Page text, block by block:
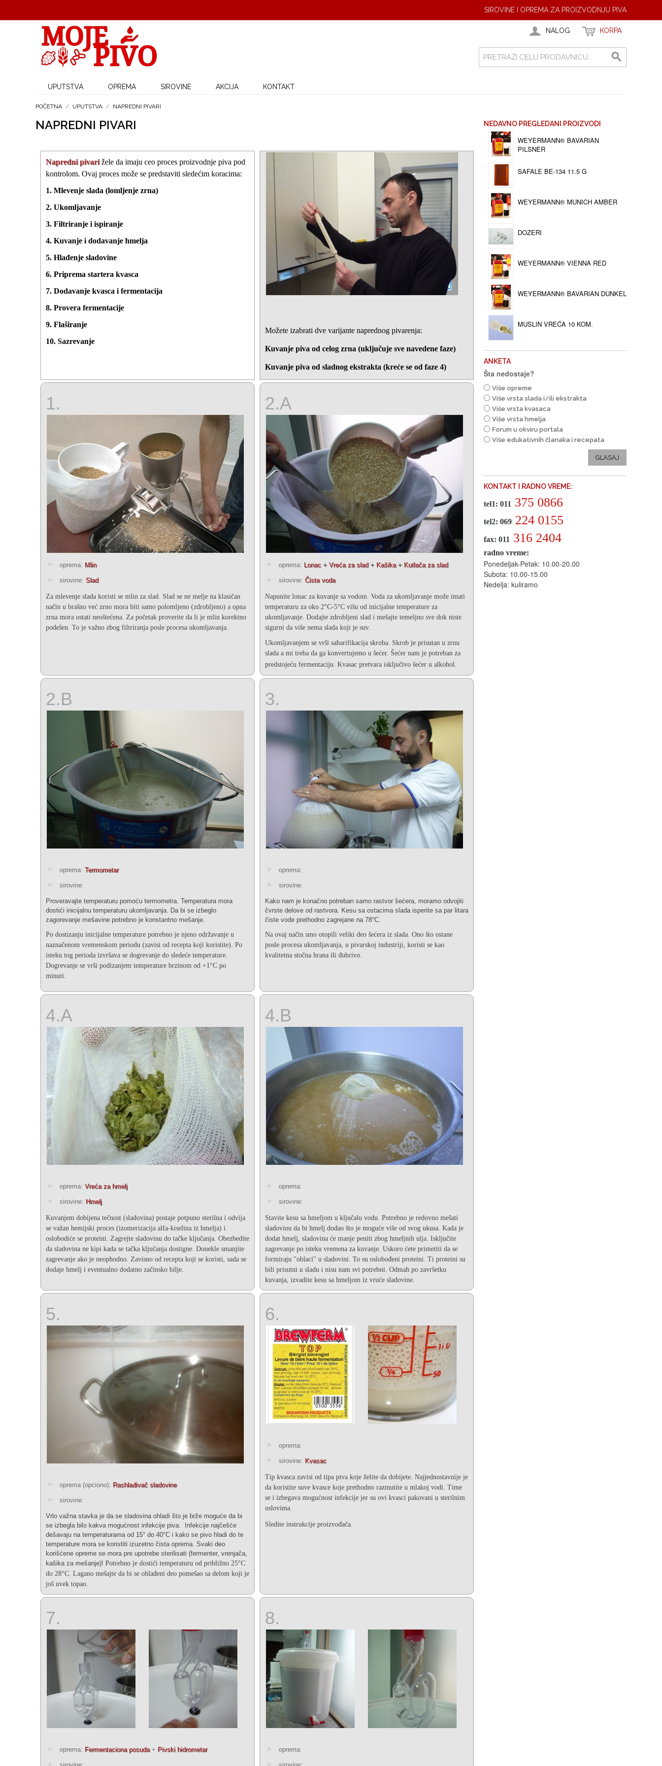
SIROVINE I OPREMA ZA PROIZVODNJU PIVA
NALOG KORPA
UPUTSTVA OPREMA SIROVINE AKCIJA KONTAKT
POČETNA / UPUTSTVA / NAPREDNI PIVARI
NAPREDNI PIVARI
Napredni pivari žele da imaju ceo proces proizvodnje piva pod
kontrolom. Ovaj proces može se predstaviti sledećim koracima:
1. Mlevenje slada (lomljenje zrna)
2. Ukomljavanje
3. Filtriranje i ispiranje
4. Kuvanje i dodavanje hmelja
5. Hlađenje sladovine
6. Priprema startera kvasca
7. Dodavanje kvasca i fermentacija
8. Provera fermentacije
9. Flaširanje
10. Sazrevanje
Možete izabrati dve varijante naprednog pivarenja:
Kuvanje piva od celog zrna (uključuje sve navedene faze)
Kuvanje piva od sladnog ekstrakta (kreće se od faze 4)
1.
oprema: Mlin
sirovine: Slad
Za mlevenje slada koristi se mlin za slad. Slad se ne melje na klasičan
način u brašno već zrno mora biti samo polomljeno (zdrobljeno) a opna
zrna mora ostati neoštećena. Za početak proverite da li je mlin korektno
podešen. To je važno zbog filtriranja posle procesa ukomljavanja.
2.A
oprema: Lonac + Vreća za slad+ Kašika+ Kutlača za slad
sirovine: Čista voda
Napunite lonac za kuvanje sa vodom. Voda za ukomljavanje može imati
temperaturu za oko 2°C-5°C višu od inicijalne temperature za
ukomljavanje. Dodajte zdrobljeni slad i mešajte temeljno sve dok niste
sigurni da više nema slada koji je suv.
Ukomljavanjem se vrši saharifikacija skroba. Skrob je prisutan u zrnu
slada a mi treba da ga konvertujemo u šećer. Šećer nam je potreban za
predstojeću fermentaciju. Kvasac pretvara isključivo šećer u alkohol.
2.B
oprema: Termometar
sirovine:
Proveravajte temperaturu pomoću termometra. Temperatura mora
dostići inicijalnu temperaturu ukomljavanja. Da bi se izbeglo
zagorevanje mešavine potrebno je konstantno mešanje.
Po dostizanju inicijalne temperature potrebno je njeno održavanje u
naznačenom vremenskom periodu (zavisi od recepta koji koristite). Po
isteku tog perioda izvršava se dogrevanje do sledeće temperature.
Dogrevanje se vrši podizanjem temperature brzinom od +1°C po
minuti.
3.
oprema:
sirovine:
Kako nam je konačno potreban samo rastvor šećera, moramo odvojiti
čvrste delove od rastvora. Kesu sa ostacima slada isperite sa par litara
čiste vode prethodno zagrejane na 78°C.
Na ovaj način smo otopili veliki deo šećera iz slada. Ono što ostane
posle procesa ukomljavanja, u pivarskoj industriji, koristi se kao
kvalitetna stočna hrana ili đubrivo.
4.A
oprema: Vreća za hmelj
sirovine: Hmelj
Kuvanjem dobijena tečnost (sladovina) postaje potpuno sterilna i odvija
se važan hemijski proces (izomerizacija alfa-kiselina iz hmelja) i
oslobodiće se proteini. Zagrejte sladovinu do tačke ključanja. Obezbedite
da sladovina ne kipi kada se tačka ključanja dostigne. Donekle smanjite
zagrevanje ako je neophodno. Zavisno od recepta koji se koristi, sada se
dodaje hmelj i eventualno dodatno začinsko bilje.
4.B
oprema:
sirovine:
Stavite kesu sa hmeljom u ključalu vodu. Potrebno je redovno mešati
sladovinu da bi hmelj dodao što je moguće više od svog ukusa. Kada je
dodat hmelj, sladovina će manje peniti zbog hmeljnih ulja. Isključite
zagrevanje po isteku vremena za kuvanje. Uskoro ćete primetiti da se
formiraju "oblaci" u sladovini. To su oslobođeni proteini. Ti proteini su
bili prisutni u sladu i nisu nam svi potrebni. Odmah po završetku
kuvanja, izvadite kesu sa hmeljom iz vruće sladovine.
5.
oprema (opciono): Rashlađivač sladovine
sirovine:
Vrlo važna stavka je da se sladovina ohladi što je brže moguće da bi
se izbegla bilo kakva mogućnost infekcije piva. Infekcije najčešće
dešavaju na temperaturama od 15° do 40°C i kako se pivo hladi do te
temperature mora se koristiti izuzetno čista oprema. Svaki deo
korišćene opreme se mora pre upotrebe sterilisati (fermenter, vrenjača,
kašika za mešanje)! Potrebno je dostići temperaturu od približno 25°C
do 28°C. Lagano mešajte da bi se ohlađeni deo pomešao sa delom koji je
još uvek topao.
6.
oprema:
sirovine: Kvasac
Tip kvasca zavisi od tipa piva koje želite da dobijete. Najjednostavnije je
da koristite suve kvasce koje prethodno razmutite u mlakoj vodi. Time
se i izbegava mogućnost infekcije jer su ovi kvasci pakovani u sterilnim
uslovima.
Sledite instrukcije proizvođača.
7.
oprema: Fermentaciona posuda+ Pivski hidrometar
8.
oprema:
NEDAVNO PREGLEDANI PROIZVODI
WEYERMANN® BAVARIAN
PILSNER
SAFALE BE-134 11.5 G
WEYERMANN® MUNICH AMBER
DOZERI
WEYERMANN® VIENNA RED
WEYERMANN® BAVARIAN DUNKEL
MUSLIN VREĆA 10 KOM.
ANKETA
Šta nedostaje?
Više opreme
Više vrsta slada i/ili ekstrakta
Više vrsta kvasaca
Više vrsta hmelja
Forum u okviru portala
Više edukativnih članaka i recepata
GLASAJ
KONTAKT I RADNO VREME:
tel1: 011 375 0866
tel2: 069 224 0155
fax: 011 316 2404
radno vreme:
Ponedeljak-Petak: 10.00-20.00
Subota: 10.00-15.00
Nedelja: kuliramo